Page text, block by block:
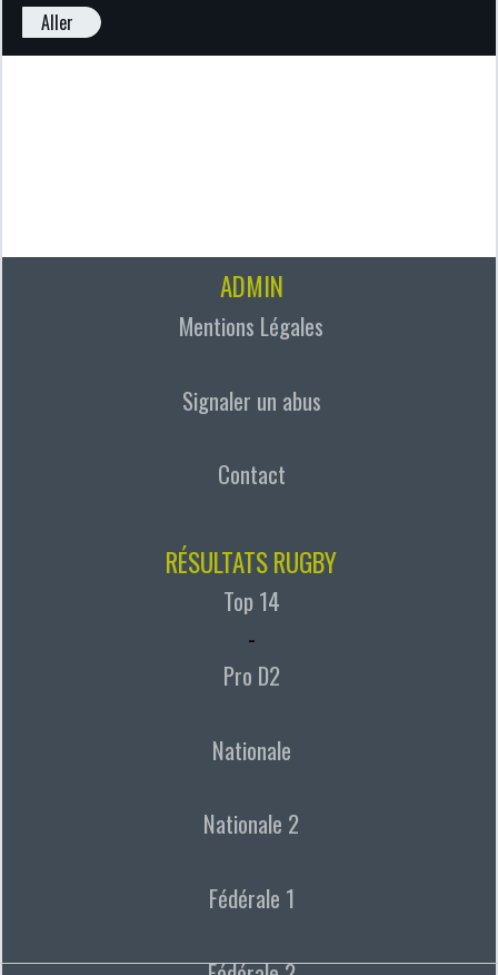
Aller
ADMIN
Mentions Légales
Signaler un abus
Contact
RÉSULTATS RUGBY
Top 14
-
Pro D2
Nationale
Nationale 2
Fédérale 1